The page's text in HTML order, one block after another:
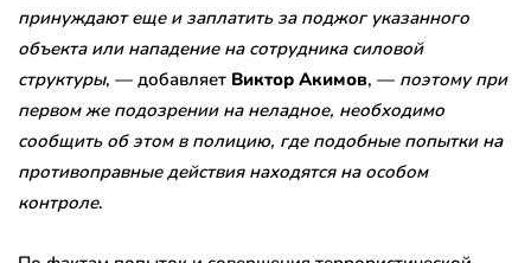
принуждают еще и заплатить за поджог указанного
объекта или нападение на сотрудника силовой
структуры, — добавляет Виктор Акимов, — поэтому при
первом же подозрении на неладное, необходимо
сообщить об этом в полицию, где подобные попытки на
противоправные действия находятся на особом
контроле.